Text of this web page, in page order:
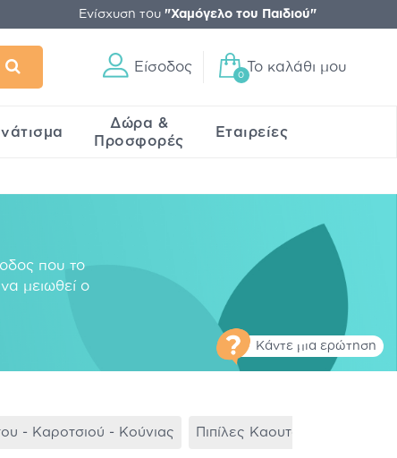
Ενίσχυση του "Χαμόγελο του Παιδιού"
Είσοδος
0
Το καλάθι μου
Δώρα &
Προσφορές
Εταιρείες
που το
μειωθεί ο
Κάντε μια ερώτηση
- Καροτσιού - Κούνιας Πιπίλες Καουτσούκ